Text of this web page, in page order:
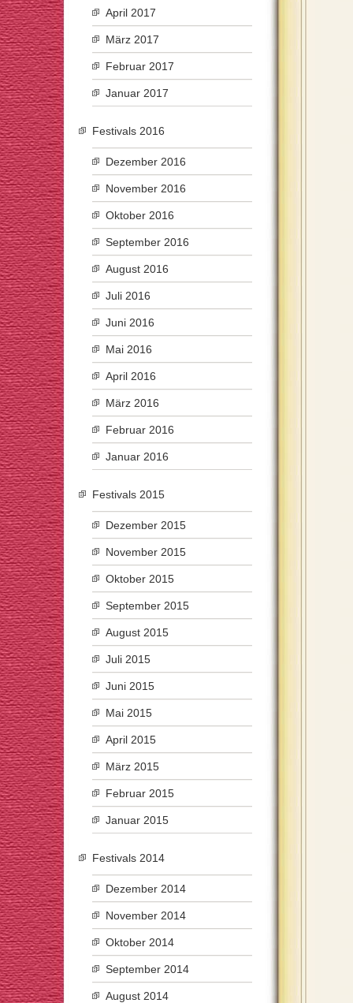
April 2017
März 2017
Februar 2017
Januar 2017
Festivals 2016
Dezember 2016
November 2016
Oktober 2016
September 2016
August 2016
Juli 2016
Juni 2016
Mai 2016
April 2016
März 2016
Februar 2016
Januar 2016
Festivals 2015
Dezember 2015
November 2015
Oktober 2015
September 2015
August 2015
Juli 2015
Juni 2015
Mai 2015
April 2015
März 2015
Februar 2015
Januar 2015
Festivals 2014
Dezember 2014
November 2014
Oktober 2014
September 2014
August 2014